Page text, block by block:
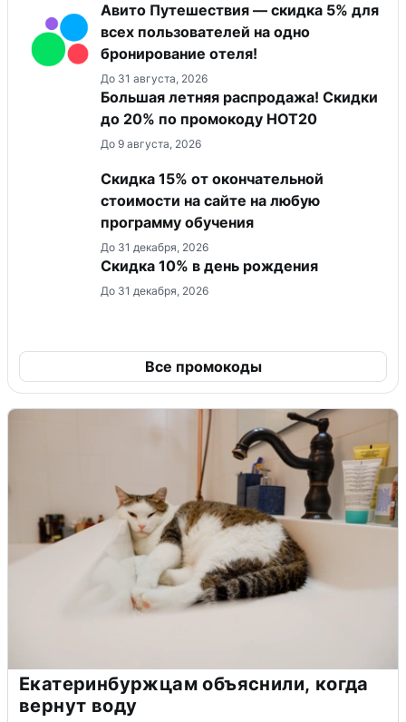
Авито Путешествия — скидка 5% для
всех пользователей на одно
бронирование отеля!
До 31 августа, 2026
Большая летняя распродажа! Скидки
до 20% по промокоду HOT20
До 9 августа, 2026
Скидка 15% от окончательной
стоимости на сайте на любую
программу обучения
До 31 декабря, 2026
Скидка 10% в день рождения
До 31 декабря, 2026
Все промокоды
Екатеринбуржцам объяснили, когда
вернут воду